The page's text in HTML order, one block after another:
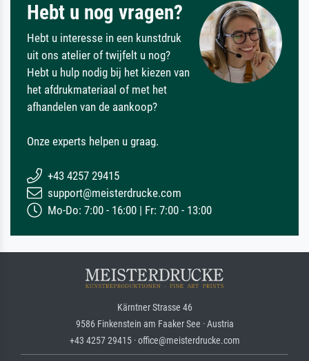
Hebt u nog vragen?
Hebt u interesse in een kunstdruk
uit ons atelier of twijfelt u nog?
Hebt u hulp nodig bij het kiezen van
het afdrukmateriaal of met het
afhandelen van de aankoop?
Onze experts helpen u graag.
+43 4257 29415
support@meisterdrucke.com
Mo-Do: 7:00 - 16:00 | Fr: 7:00 - 13:00
Kärntner Strasse 46
9586 Finkenstein am Faaker See · Austria
+43 4257 29415 · office@meisterdrucke.com